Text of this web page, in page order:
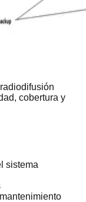
cobertura y
sistema